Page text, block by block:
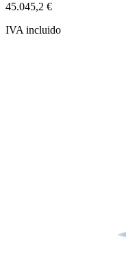
45.045,2 €
IVA incluido